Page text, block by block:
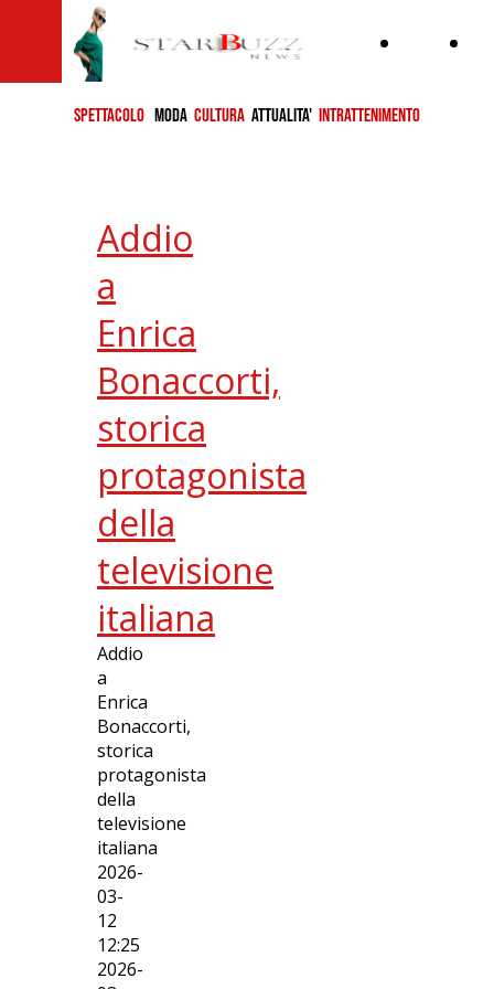
SPETTACOLO MODA CULTURA ATTUALITA' INTRATTENIMENTO
Addio
a
Enrica
Bonaccorti,
storica
protagonista
della
televisione
italiana
Addio
a
Enrica
Bonaccorti,
storica
protagonista
della
televisione
italiana
2026-
03-
12
12:25
2026-